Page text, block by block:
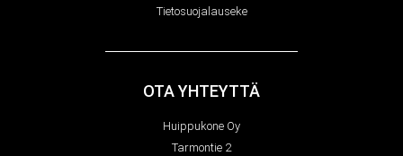
Tietosuojalauseke
OTA YHTEYTTÄ
Huippukone Oy
Tarmontie 2